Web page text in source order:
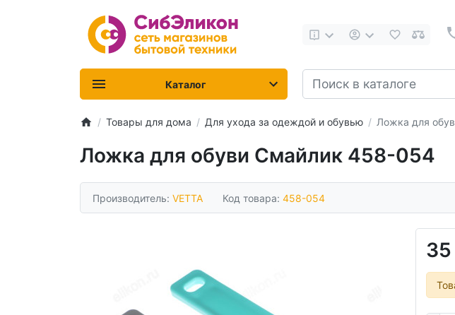
Каталог
Товары для дома Для ухода за одеждой и обувью Ложка для
Ложка для обуви Смайлик 458-054
Производитель: VETTA Код товара: 458-054